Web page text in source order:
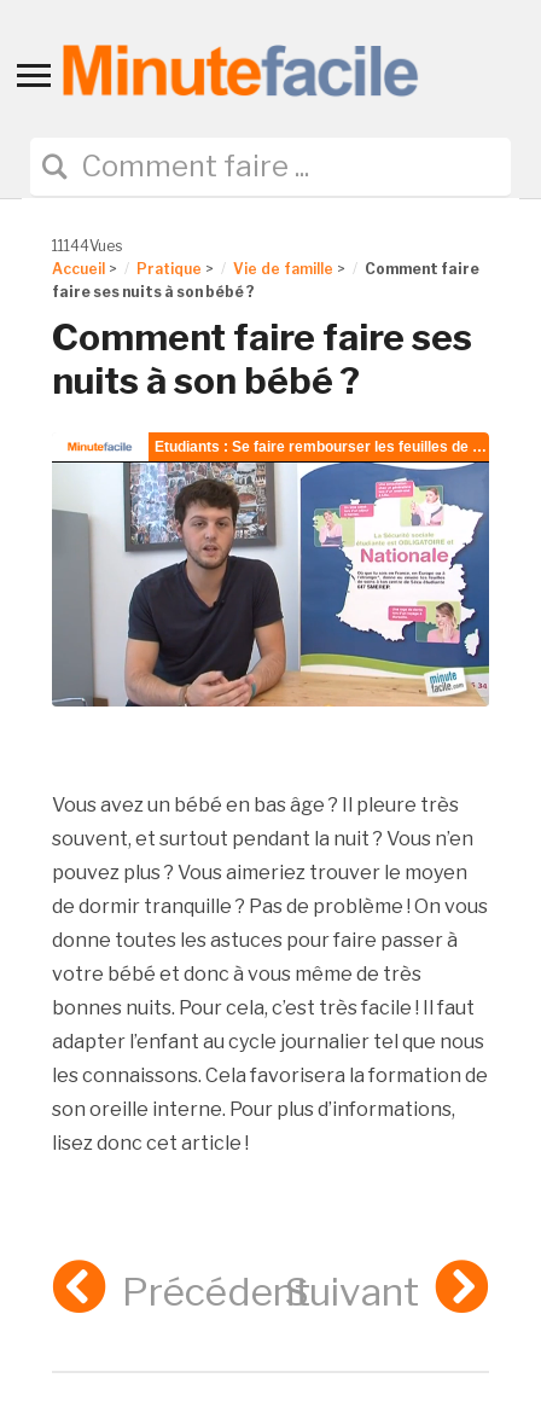
Toggle
navigation
11144Vues
Accueil > Pratique > Vie de famille >
Comment faire
faire ses nuits à son bébé ?
Comment faire faire ses
nuits à son bébé ?
Vous avez un bébé en bas âge ? Il pleure très
souvent, et surtout pendant la nuit ? Vous n’en
pouvez plus ? Vous aimeriez trouver le moyen
de dormir tranquille ? Pas de problème ! On vous
donne toutes les astuces pour faire passer à
votre bébé et donc à vous même de très
bonnes nuits. Pour cela, c’est très facile ! Il faut
adapter l’enfant au cycle journalier tel que nous
les connaissons. Cela favorisera la formation de
son oreille interne. Pour plus d’informations,
lisez donc cet article !
PrécédentSuivant